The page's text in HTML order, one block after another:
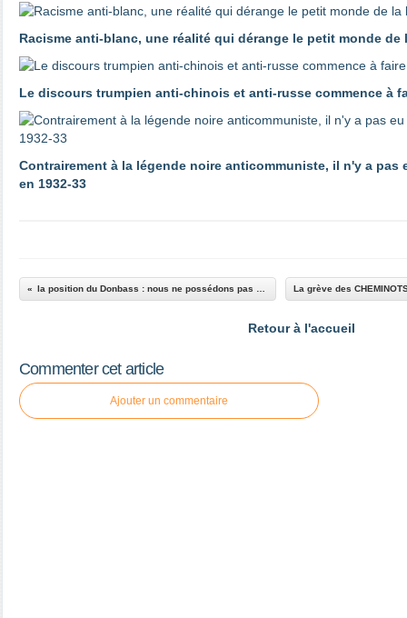
Racisme anti-blanc, une réalité qui dérange le petit monde
Le discours trumpien anti-chinois et anti-russe commence à
Contrairement à la légende noire anticommuniste, il n'y a pas
en 1932-33
Retour à l'accueil
Commenter cet article
Ajouter un commentaire